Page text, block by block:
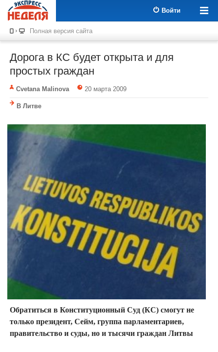
Войти
Полная версия сайта
Дорога в КС будет открыта и для
простых граждан
Cvetana Malinova 20 марта 2009
В Литве
Обратиться в Конституционный Суд (КС) смогут не
только президент, Сейм, группа парламентариев,
правительство и суды, но и тысячи граждан Литвы